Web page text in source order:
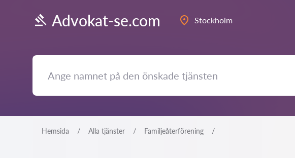
Advokat-se.com Stockholm
Hemsida Alla tjänster Familjeåterförening